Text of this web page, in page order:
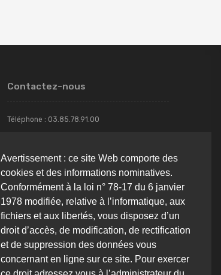
Avertissement : ce site Web comporte des
cookies et des informations nominatives.
Conformément à la loi n° 78-17 du 6 janvier
1978 modifiée, relative à l’informatique, aux
fichiers et aux libertés, vous disposez d’un
droit d’accès, de modification, de rectification
et de suppression des données vous
concernant en ligne sur ce site. Pour exercer
Contactez-nous
Téléphone : 03.85.78.91.00
71210, TORCY
Contactez-nous